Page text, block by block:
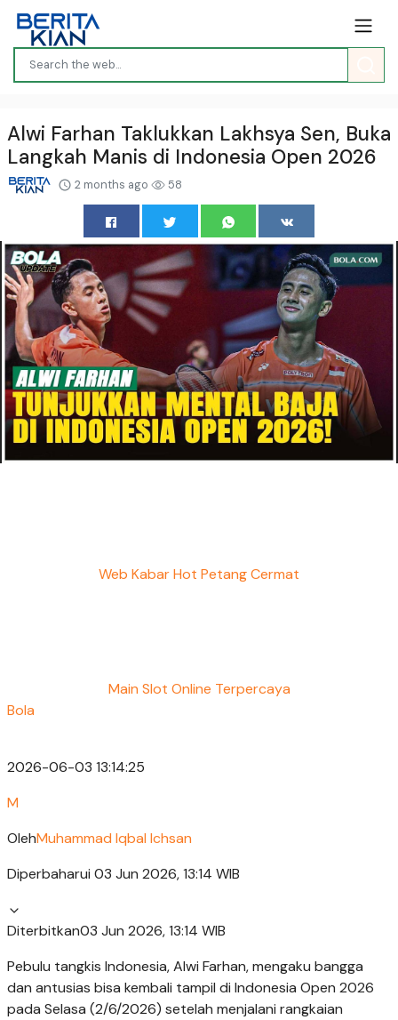
Alwi Farhan Taklukkan Lakhsya Sen, Buka
Langkah Manis di Indonesia Open 2026
2 months ago 58
Web Kabar Hot Petang Cermat
Main Slot Online Terpercaya
Bola
2026-06-03 13:14:25
M
OlehMuhammad Iqbal Ichsan
Diperbaharui 03 Jun 2026, 13:14 WIB
Diterbitkan03 Jun 2026, 13:14 WIB
Pebulu tangkis Indonesia, Alwi Farhan, mengaku bangga
dan antusias bisa kembali tampil di Indonesia Open 2026
pada Selasa (2/6/2026) setelah menjalani rangkaian